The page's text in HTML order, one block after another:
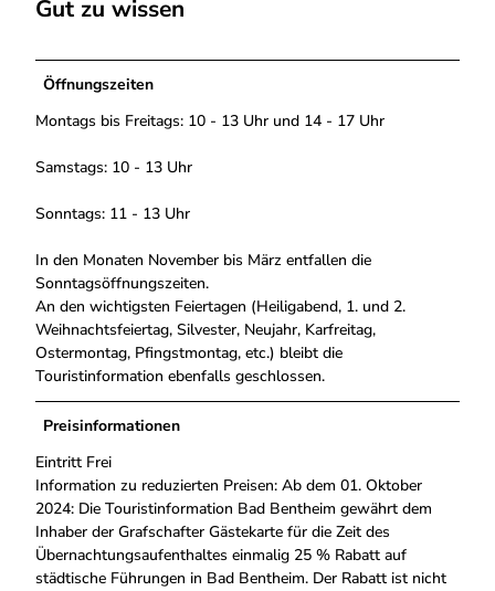
Gut zu wissen
Öffnungszeiten
Montags bis Freitags: 10 - 13 Uhr und 14 - 17 Uhr
Samstags: 10 - 13 Uhr
Sonntags: 11 - 13 Uhr
In den Monaten November bis März entfallen die
Sonntagsöffnungszeiten.
An den wichtigsten Feiertagen (Heiligabend, 1. und 2.
Weihnachtsfeiertag, Silvester, Neujahr, Karfreitag,
Ostermontag, Pfingstmontag, etc.) bleibt die
Touristinformation ebenfalls geschlossen.
Preisinformationen
Eintritt Frei
Information zu reduzierten Preisen: Ab dem 01. Oktober
2024: Die Touristinformation Bad Bentheim gewährt dem
Inhaber der Grafschafter Gästekarte für die Zeit des
Übernachtungsaufenthaltes einmalig 25 % Rabatt auf
städtische Führungen in Bad Bentheim. Der Rabatt ist nicht